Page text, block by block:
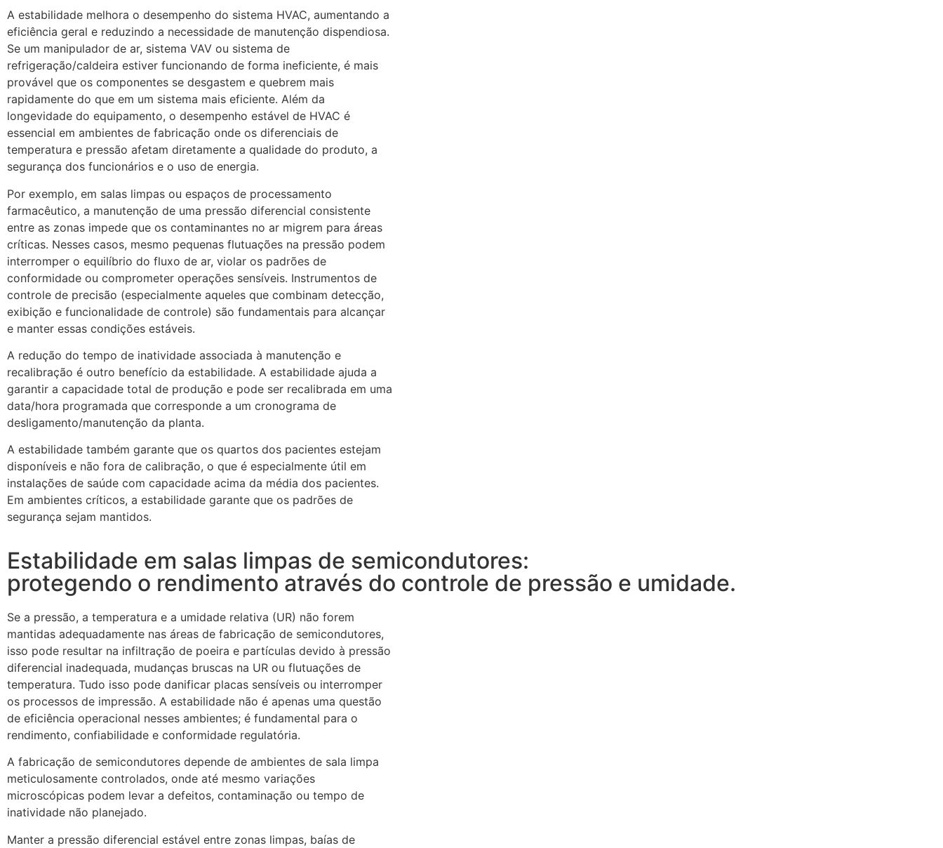
A estabilidade melhora o desempenho do sistema HVAC, aumentando a
eficiência geral e reduzindo a necessidade de manutenção dispendiosa.
Se um manipulador de ar, sistema VAV ou sistema de
refrigeração/caldeira estiver funcionando de forma ineficiente, é mais
provável que os componentes se desgastem e quebrem mais
rapidamente do que em um sistema mais eficiente. Além da
longevidade do equipamento, o desempenho estável de HVAC é
essencial em ambientes de fabricação onde os diferenciais de
temperatura e pressão afetam diretamente a qualidade do produto, a
segurança dos funcionários e o uso de energia.
Por exemplo, em salas limpas ou espaços de processamento
farmacêutico, a manutenção de uma pressão diferencial consistente
entre as zonas impede que os contaminantes no ar migrem para áreas
críticas. Nesses casos, mesmo pequenas flutuações na pressão podem
interromper o equilíbrio do fluxo de ar, violar os padrões de
conformidade ou comprometer operações sensíveis. Instrumentos de
controle de precisão (especialmente aqueles que combinam detecção,
exibição e funcionalidade de controle) são fundamentais para alcançar
e manter essas condições estáveis.
A redução do tempo de inatividade associada à manutenção e
recalibração é outro benefício da estabilidade. A estabilidade ajuda a
garantir a capacidade total de produção e pode ser recalibrada em uma
data/hora programada que corresponde a um cronograma de
desligamento/manutenção da planta.
A estabilidade também garante que os quartos dos pacientes estejam
disponíveis e não fora de calibração, o que é especialmente útil em
instalações de saúde com capacidade acima da média dos pacientes.
Em ambientes críticos, a estabilidade garante que os padrões de
segurança sejam mantidos.
Estabilidade em salas limpas de semicondutores:
protegendo o rendimento através do controle de pressão e umidade.
Se a pressão, a temperatura e a umidade relativa (UR) não forem
mantidas adequadamente nas áreas de fabricação de semicondutores,
isso pode resultar na infiltração de poeira e partículas devido à pressão
diferencial inadequada, mudanças bruscas na UR ou flutuações de
temperatura. Tudo isso pode danificar placas sensíveis ou interromper
os processos de impressão. A estabilidade não é apenas uma questão
de eficiência operacional nesses ambientes; é fundamental para o
rendimento, confiabilidade e conformidade regulatória.
A fabricação de semicondutores depende de ambientes de sala limpa
meticulosamente controlados, onde até mesmo variações
microscópicas podem levar a defeitos, contaminação ou tempo de
inatividade não planejado.
Manter a pressão diferencial estável entre zonas limpas, baías de